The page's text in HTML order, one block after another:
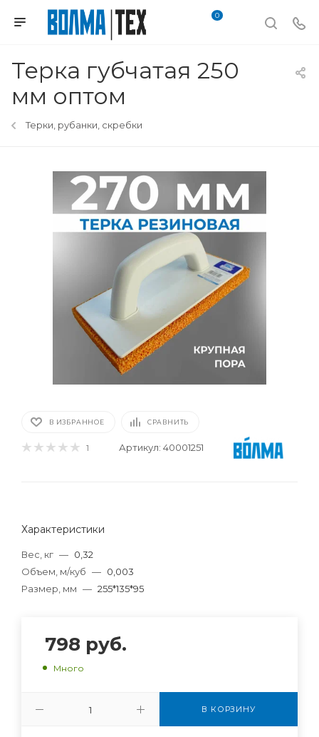
0
Терка губчатая 250
мм оптом
Терки, рубанки, скребки
В ИЗБРАННОЕ СРАВНИТЬ
1 Артикул: 40001251
Характеристики
Вес, кг — 0,32
Объем, м/куб — 0,003
Размер, мм — 255*135*95
798 руб.
Много
В КОРЗИНУ